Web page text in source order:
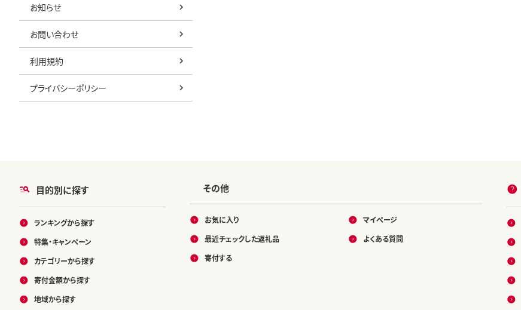
お知らせ
お問い合わせ
利用規約
プライバシーポリシー
目的別に探す
ランキングから探す
特集・キャンペーン
カテゴリーから探す
寄付金額から探す
地域から探す
その他
お気に入り
最近チェックした返礼品
寄付する
マイページ
よくある質問